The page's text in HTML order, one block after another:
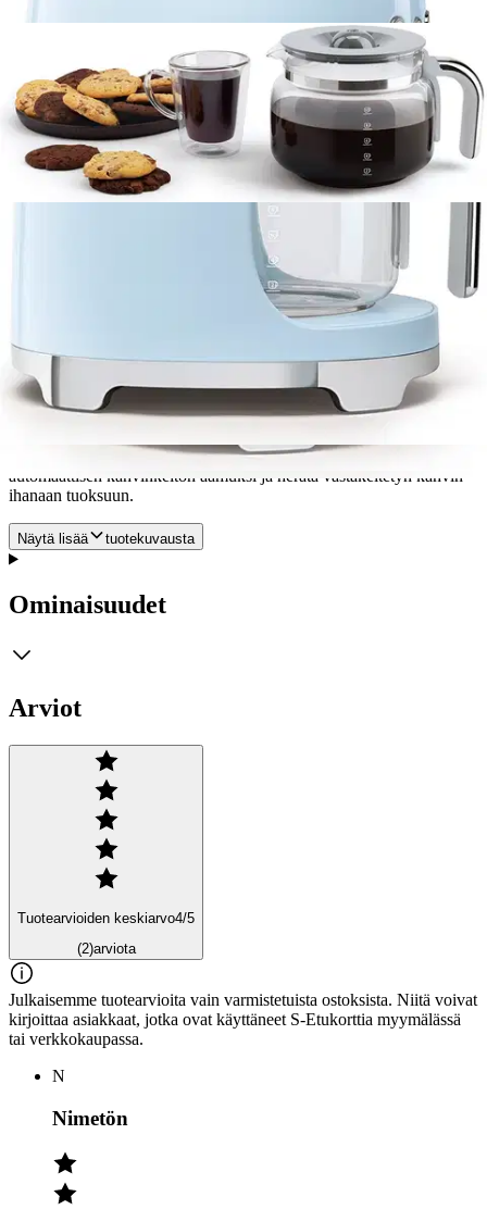
Tarkista myymäläsaatavuus
Tuotekuvaus
Smeg kahvinkeitin. Ruostumattomasta teräksestä varustettua
kahvinkeitintä ympäröivät tyylikkäät linjat. Keitin on saatavilla
kuudessa eri värissä, jotta voisit valita sisustukseesi ja muihin Smeg-
tuotteisiisi sopivan sävyn. Kahvinkeitin on varustettu aroma-
toiminnon painikkeella, joka mahdollistaa vahvuuden ja maun
säätämisen oman makusi mukaan. Aromi on valittavissa
intensiivisestä hienompaan ja pehmeämpään.Sisäänrakennettu
auto start -toiminto kahvinkeiton ajastusta varten. Voit siis ajastaa
automaattisen kahvinkeiton aamuksi ja herätä vastakeitetyn kahvin
ihanaan tuoksuun.
Näytä lisää tuotekuvausta
Ominaisuudet
Arviot
Tuotearvioiden keskiarvo4/5
(2)arviota
Julkaisemme tuotearvioita vain varmistetuista ostoksista. Niitä voivat
kirjoittaa asiakkaat, jotka ovat käyttäneet S-Etukorttia myymälässä
tai verkkokaupassa.
N
Nimetön